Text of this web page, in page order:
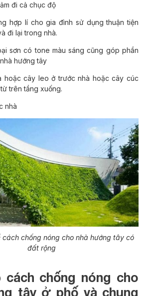
đi cả chục độ
hợp lí cho gia đình sử dụng thuận tiện
đi lại trong nhà.
sơn có tone màu sáng cũng góp phần
hướng tây
hoặc cây leo ở trước nhà hoặc cây cúc
trên tầng xuống.
nhà
cách chống nóng cho nhà hướng tây có
đất rộng
cách chống nóng cho
tây ở phố và chung